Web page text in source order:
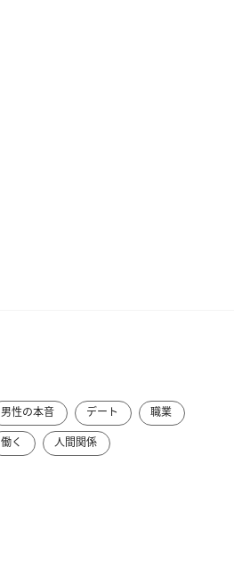
男性の本音 デート
職業
働く 人間関係